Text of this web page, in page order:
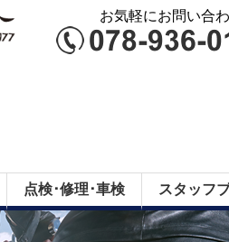
お気軽にお問い合
点検･修理･車検 スタッフ